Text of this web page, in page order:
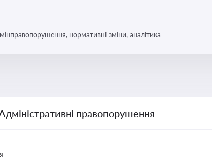
нормативні зміни, аналітика
правопорушення